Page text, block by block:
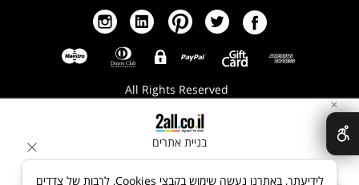
בניית אתרים
✕
לידיעתך, באתרנו נעשה שימוש בקבצי Cookies, לרבות של צדדים